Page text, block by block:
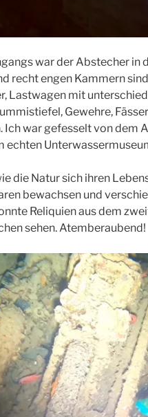
war der Abstecher in
recht engen Kammern
Lastwagen mit
Gewehre,
Ich war gefesselt von dem
echten
die Natur sich ihren
bewachsen und
Reliquien aus dem
sehen. Atemberaubend!